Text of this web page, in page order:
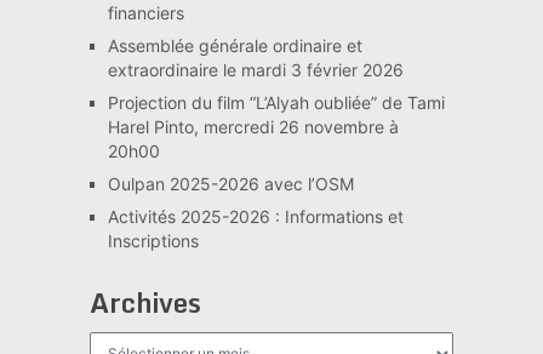
financiers
Assemblée générale ordinaire et
extraordinaire le mardi 3 février 2026
Projection du film “L’Alyah oubliée” de Tami
Harel Pinto, mercredi 26 novembre à
20h00
Oulpan 2025-2026 avec l’OSM
Activités 2025-2026 : Informations et
Inscriptions
Archives
Archives